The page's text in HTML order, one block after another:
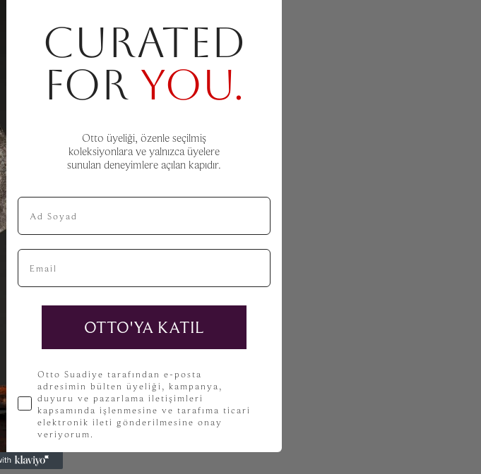
CURATED
FOR YOU.
Otto üyeliği, özenle seçilmiş
koleksiyonlara ve yalnızca üyelere
sunulan deneyimlere açılan kapıdır.
Ad Soyad
Email
OTTO'YA KATIL
KVKKOtto Suadiye tarafından e-posta
adresimin bülten üyeliği, kampanya,
duyuru ve pazarlama iletişimleri
kapsamında işlenmesine ve tarafıma ticari
elektronik ileti gönderilmesine onay
veriyorum.